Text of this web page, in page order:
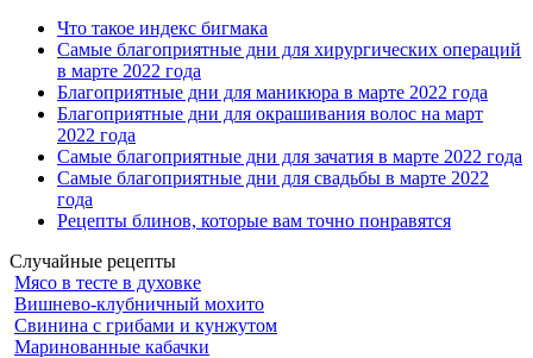
Что такое индекс бигмака
Самые благоприятные дни для хирургических операций
в марте 2022 года
Благоприятные дни для маникюра в марте 2022 года
Благоприятные дни для окрашивания волос на март
2022 года
Самые благоприятные дни для зачатия в марте 2022 года
Самые благоприятные дни для свадьбы в марте 2022
года
Рецепты блинов, которые вам точно понравятся
Случайные рецепты
Мясо в тесте в духовке
Вишнево-клубничный мохито
Свинина с грибами и кунжутом
Маринованные кабачки